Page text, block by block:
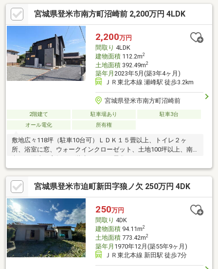
「広縁」を備えた本格８畳和室があり、旅館のような寛ぎを味わ
えます。さらに、玄関から直通できる独立した１階洋室には、ク
ローゼットや物入れなど家具要らずの充実したトリプル収納を完
備！毎日の暮らしを豊かにする工夫が満載の邸宅です。※仲介業
者様を通してのお取引になります
宮城県登米市南方町沼崎前 2,200万円 4LDK
2,200万円
間取り 4LDK
建物面積112.2m2
土地面積392.49m2
築年月 2023年5月(築3年4ヶ月)
ＪＲ東北本線 瀬峰駅 徒歩3.2km
宮城県登米市南方町沼崎前
2階建て 駐車場あり
駐車3台
オール電化
所有権
敷地広々118坪（駐車10台可）ＬＤＫ１５畳以上、トイレ２ヶ
所、浴室に窓、ウォークインクローゼット、土地100坪以上、南
宮城県登米市迫町新田字狼ノ欠 250万円 4DK
250万円
間取り 4DK
建物面積94.11m2
土地面積773.42m2
築年月 1970年12月(築55年9ヶ月)
ＪＲ東北本線 新田駅 徒歩7分